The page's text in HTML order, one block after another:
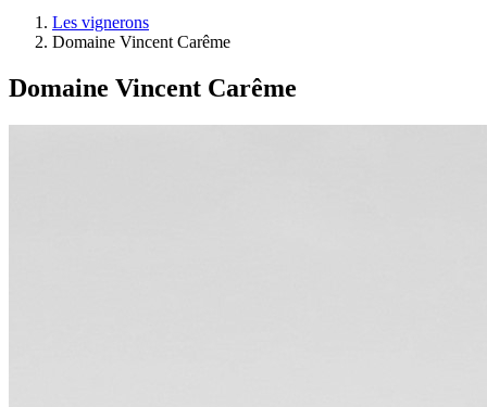
Les vignerons
Domaine Vincent Carême
Domaine Vincent Carême